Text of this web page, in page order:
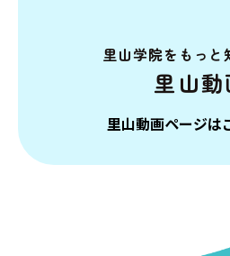
里山学院を もっと
里山動
里山動画ページは